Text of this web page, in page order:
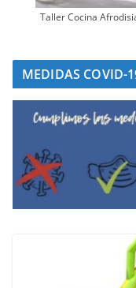
Taller Cocina
MEDIDAS COVID-